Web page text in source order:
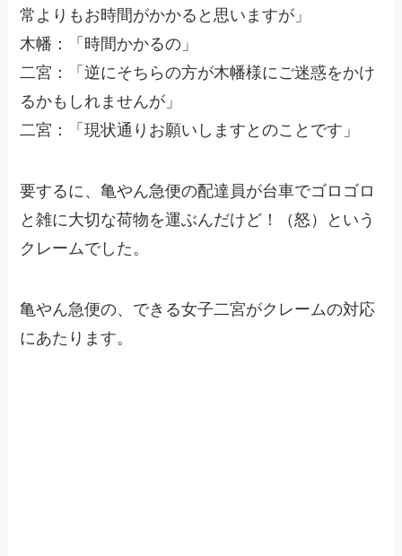
常よりもお時間がかかると思いますが」
木幡：「時間かかるの」
二宮：「逆にそちらの方が木幡様にご迷惑をかけ
るかもしれませんが」
二宮：「現状通りお願いしますとのことです」
要するに、亀やん急便の配達員が台車でゴロゴロ
と雑に大切な荷物を運ぶんだけど！（怒）という
クレームでした。
亀やん急便の、できる女子二宮がクレームの対応
にあたります。